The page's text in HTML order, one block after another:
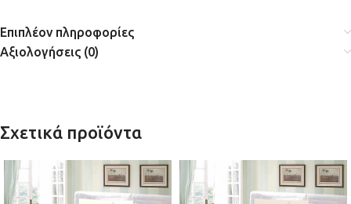
Επιπλέον πληροφορίες
Αξιολογήσεις (0)
Σχετικά προϊόντα